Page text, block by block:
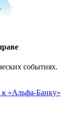
событиях.
к «Альфа-Банку»